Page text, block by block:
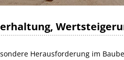
Herausforderung im